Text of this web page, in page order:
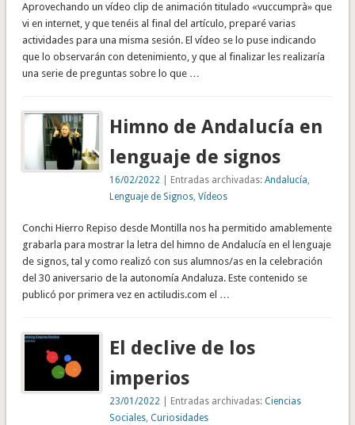
Aprovechando un vídeo clip de animación titulado «vuccumprà» que
vi en internet, y que tenéis al final del artículo, preparé varias
actividades para una misma sesión. El vídeo se lo puse indicando
que lo observarán con detenimiento, y que al finalizar les realizaría
una serie de preguntas sobre lo que …
Himno de Andalucía en
lenguaje de signos
16/02/2022 | Entradas archivadas:Andalucía
Lenguaje de Signos ,Vídeos
Conchi Hierro Repiso desde Montilla nos ha permitido amablemente
grabarla para mostrar la letra del himno de Andalucía en el lenguaje
de signos, tal y como realizó con sus alumnos/as en la celebración
del 30 aniversario de la autonomía Andaluza. Este contenido se
publicó por primera vez en actiludis.com el …
El declive de los
imperios
23/01/2022 | Entradas archivadas:Ciencias
Sociales ,Curiosidades